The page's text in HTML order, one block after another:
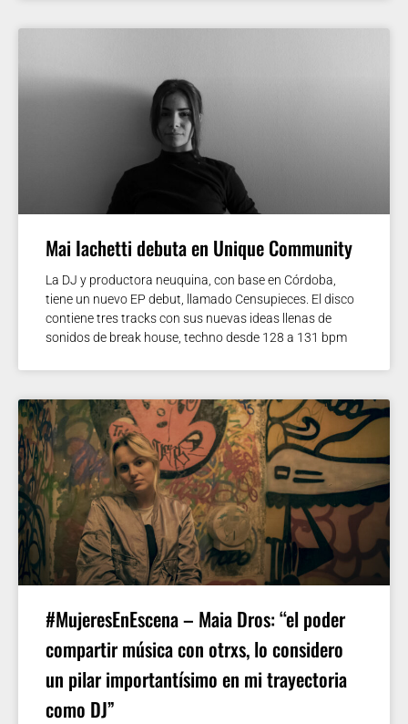
Mai Iachetti debuta en Unique Community
La DJ y productora neuquina, con base en Córdoba,
tiene un nuevo EP debut, llamado Censupieces. El disco
contiene tres tracks con sus nuevas ideas llenas de
sonidos de break house, techno desde 128 a 131 bpm
#MujeresEnEscena – Maia Dros: “el poder
compartir música con otrxs, lo considero
un pilar importantísimo en mi trayectoria
como DJ”